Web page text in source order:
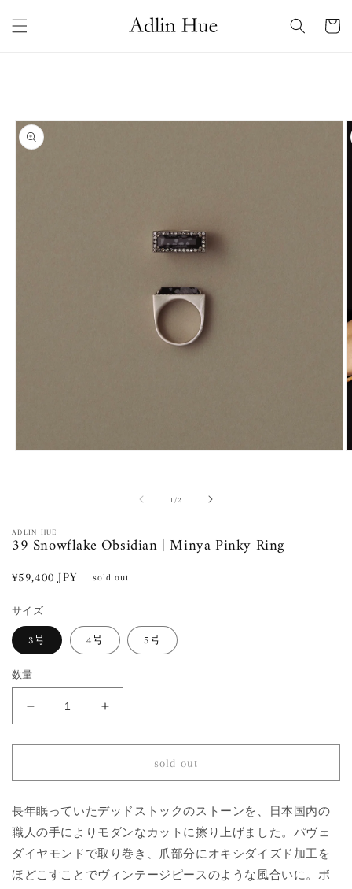
ンツに
進む
ー
商品情
報にス
キップ
メ
デ
ア
(1)
開
く
1 /の2
ADLIN HUE
39 Snowflake Obsidian | Minya Pinky Ring
通
価
格
¥59,400 JPY sold out
サイズ
3号 4号 5号
数量
Snowflake
Obsidian
Minya
Ring
の
数
量
39
Snowflake
Obsidian
Minya
Ring
の
数
量
sold out
長年眠っていたデッドストックのストーンを、日本国内の
職人の手によりモダンなカットに擦り上げました。パヴェ
ダイヤモンドで取り巻き、爪部分にオキシダイズド加工を
ほどこすことでヴィンテージピースのような風合いに。ボ